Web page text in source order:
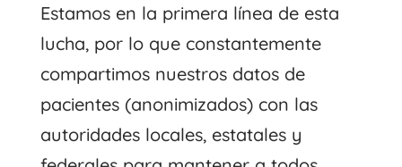
Estamos en la primera línea de esta
lucha, por lo que constantemente
compartimos nuestros datos de
pacientes (anonimizados) con las
autoridades locales, estatales y